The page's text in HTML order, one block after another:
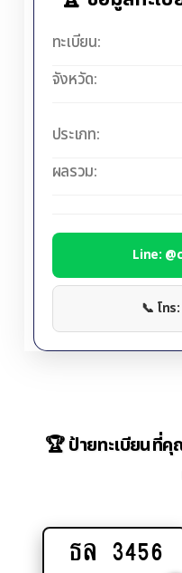
ทะเบียน:
จังหวัด:
ประเภท:
ผลรวม:
Line:
📞 โท
🏆 ป้ายทะเบียนที่คุ
Add
ธล 3456